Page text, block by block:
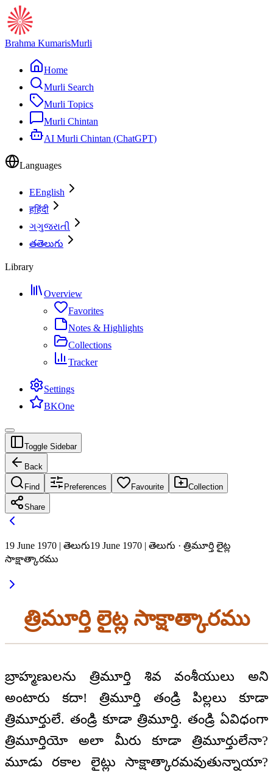
Brahma KumarisMurli
Home
Murli Search
Murli Topics
Murli Chintan
AI Murli Chintan (ChatGPT)
Languages
EEnglish
हहिंदी
ગગુજરાતી
తతెలుగు
Library
Overview
Favorites
Notes & Highlights
Collections
Tracker
Settings
BKOne
Toggle Sidebar
Back
Find Preferences Favourite Collection
Share
19 June 1970 | తెలుగు19 June 1970 | తెలుగు · త్రిమూర్తి లైట్ల
సాక్షాత్కారము
త్రిమూర్తి లైట్ల సాక్షాత్కారము
బ్రాహ్మణులను త్రిమూర్తి శివ వంశీయులు అని
అంటారు కదా! త్రిమూర్తి తండ్రి పిల్లలు కూడా
త్రిమూర్తులే. తండ్రి కూడా త్రిమూర్తి. తండ్రి ఏవిధంగా
త్రిమూర్తియో అలా మీరు కూడా త్రిమూర్తులేనా?
మూడు రకాల లైట్లు సాక్షాత్కారమవుతున్నాయా?